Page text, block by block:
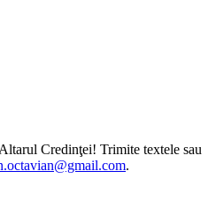
Credinţei! Trimite textele sau
.